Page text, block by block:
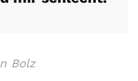
Bolz